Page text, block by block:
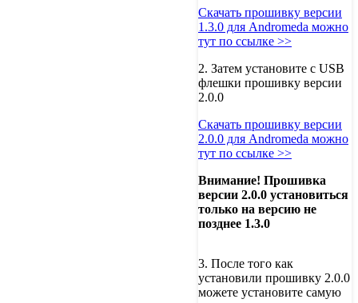
Скачать прошивку версии
1.3.0 для Andromeda можно
тут по ссылке >>
2. Затем установите с USB
флешки прошивку версии
2.0.0
Скачать прошивку версии
2.0.0 для Andromeda можно
тут по ссылке >>
Внимание! Прошивка
версии 2.0.0 установиться
только на версию не
позднее 1.3.0
3. После того как
установили прошивку 2.0.0
можете установите самую